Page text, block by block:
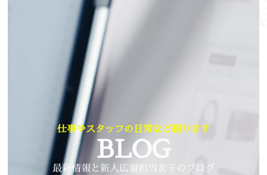
仕事やスタッフの日常など綴ります
BLOG
最新情報と新人広報担当女子のブログ